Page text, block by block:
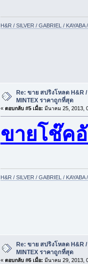
H&R / SILVER / GABRIEL / KAYABA
Re: ขาย สปริงโหลด H&R
MINTEX ราคาถูกที่สุด
« ตอบกลับ #5 เมื่อ: มีนาคม 25, 2013,
ขายโช๊ค
H&R / SILVER / GABRIEL / KAYABA
Re: ขาย สปริงโหลด H&R
MINTEX ราคาถูกที่สุด
« ตอบกลับ #6 เมื่อ: มีนาคม 29, 2013,